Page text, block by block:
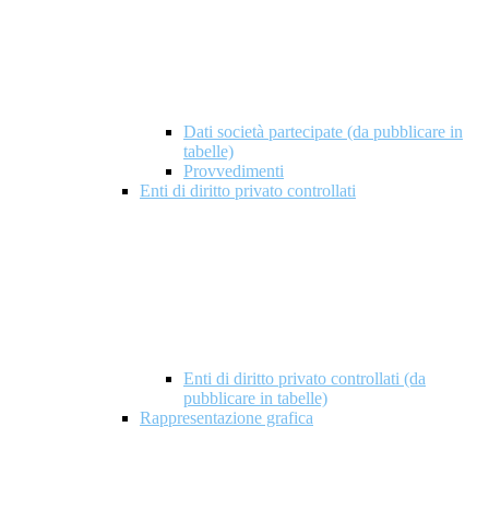
Dati società partecipate (da pubblicare in
tabelle)
Provvedimenti
Enti di diritto privato controllati
Enti di diritto privato controllati (da
pubblicare in tabelle)
Rappresentazione grafica